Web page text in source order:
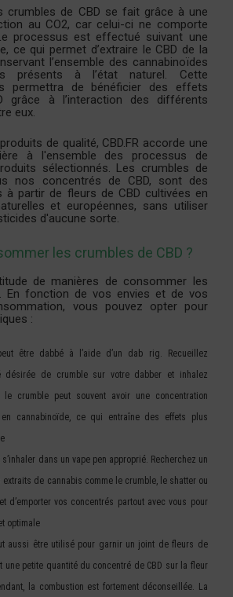
crumbles de CBD se fait grâce à une
au CO2, car celui-ci ne comporte
processus est effectué suivant une
ce qui permet d’extraire le CBD de la
l’ensemble des cannabinoïdes
présents à l’état naturel. Cette
permettra de bénéficier des effets
grâce à l’interaction des différents
eux.
de qualité, CBD.FR accorde une
à l'ensemble des processus de
sélectionnés. Les crumbles de
nos concentrés de CBD, sont des
à partir de fleurs de CBD cultivées en
et européennes, sans utiliser
d'aucune sorte.
les crumbles de CBD ?
de manières de consommer les
En fonction de vos envies et de vos
vous pouvez opter pour
:
être dabbé à l’aide d’un dab rig. Recueillez
désirée de crumble sur votre dabber et inhalez
le crumble peut souvent avoir une concentration
en cannabinoïde, ce qui entraîne des effets plus
s’inhaler dans un vape pen approprié. Recherchez un
extraits de cannabis comme le crumble, le shatter ou
d’emporter vos concentrés partout avec vous pour
optimale
aussi être utilisé pour garnir un joint de fleurs de
une petite quantité du concentré de CBD sur la fleur
la combustion est fortement déconseillée. La